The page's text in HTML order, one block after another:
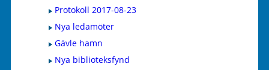
Protokoll 2017-08-23
Nya ledamöter
Gävle hamn
Nya biblioteksfynd